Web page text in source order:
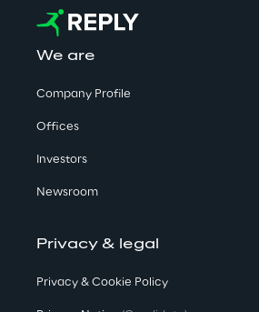
We are
Company Profile
Offices
Investors
Newsroom
Privacy & legal
Privacy & Cookie Policy